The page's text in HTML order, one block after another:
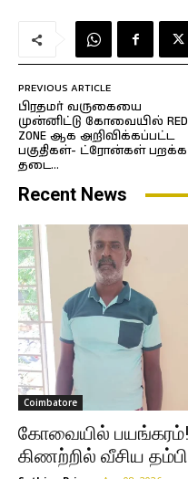
PREVIOUS ARTICLE
பிரதமர் வருகையை
முன்னிட்டு கோவையில் RED
ZONE ஆக அறிவிக்கப்பட்ட
பகுதிகள்- ட்ரோன்கள் பறக்க
தடை…
Recent News
Coimbatore
கோவையில்
கிணற்றில் வீசிய